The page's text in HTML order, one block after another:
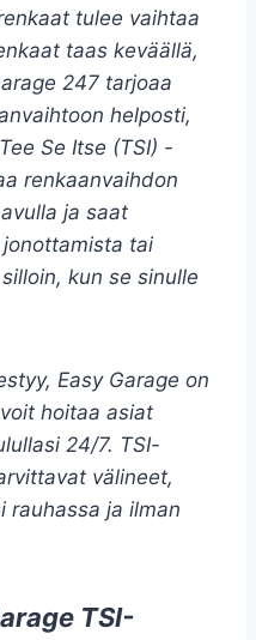
tulee vaihtaa
taas keväällä,
247 tarjoaa
helposti,
Se Itse (TSI) -
renkaanvaihdon
ja saat
tai
kun se sinulle
Easy Garage on
hoitaa asiat
24/7. TSI-
välineet,
rauhassa ja ilman
TSI-